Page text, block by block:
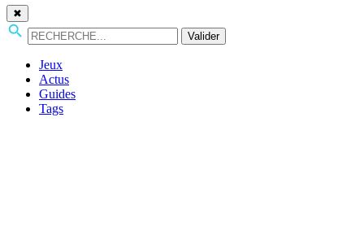
✖
Valider
Jeux
Actus
Guides
Tags